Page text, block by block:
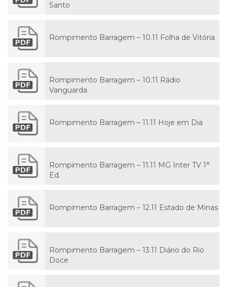
Santo
Rompimento Barragem – 10.11 Folha de Vitória
Rompimento Barragem – 10.11 Rádio
Vanguarda
Rompimento Barragem – 11.11 Hoje em Dia
Rompimento Barragem – 11.11 MG Inter TV 1°
Ed.
Rompimento Barragem – 12.11 Estado de Minas
Rompimento Barragem – 13.11 Diário do Rio
Doce